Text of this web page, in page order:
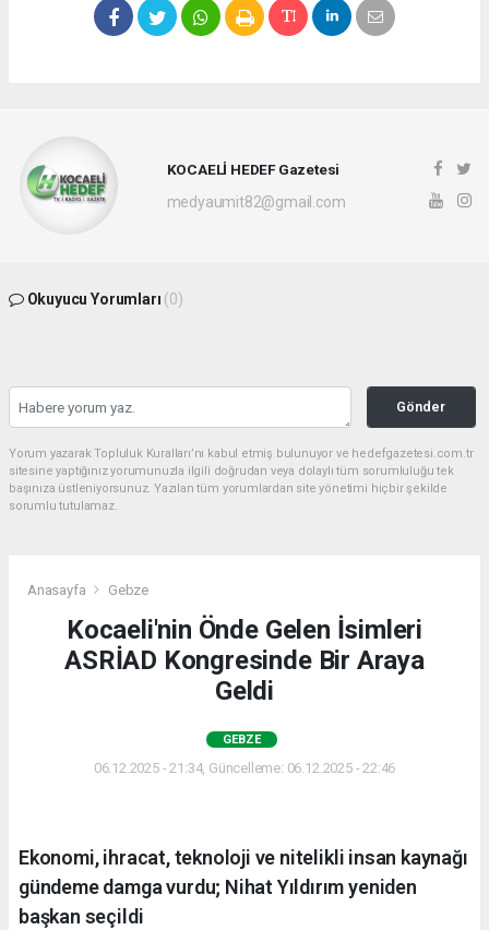
KOCAELİ HEDEF Gazetesi
medyaumit82@gmail.com
Okuyucu Yorumları (0)
Gönder
Yorum yazarak Topluluk Kuralları’nı kabul etmiş bulunuyor ve hedefgazetesi.com.tr
sitesine yaptığınız yorumunuzla ilgili doğrudan veya dolaylı tüm sorumluluğu tek
başınıza üstleniyorsunuz. Yazılan tüm yorumlardan site yönetimi hiçbir şekilde
sorumlu tutulamaz.
Anasayfa Gebze
Kocaeli'nin Önde Gelen İsimleri
ASRİAD Kongresinde Bir Araya
Geldi
GEBZE
06.12.2025 - 21:34, Güncelleme: 06.12.2025 - 22:46
Ekonomi, ihracat, teknoloji ve nitelikli insan kaynağı
gündeme damga vurdu; Nihat Yıldırım yeniden
başkan seçildi